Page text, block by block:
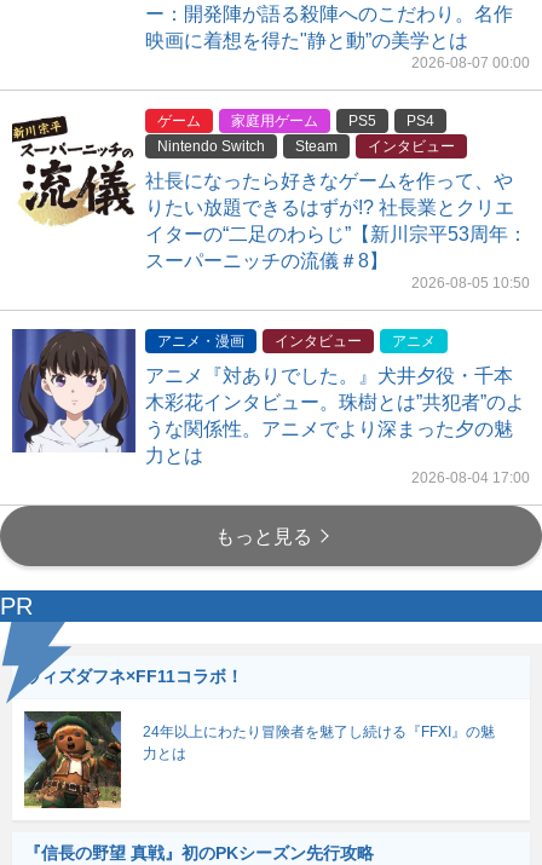
ー：開発陣が語る殺陣へのこだわり。名作
映画に着想を得た"静と動”の美学とは
2026-08-07 00:00
ゲーム 家庭用ゲーム PS5
PS4
Nintendo Switch
Steam インタビュー
社長になったら好きなゲームを作って、や
りたい放題できるはずが!? 社長業とクリエ
イターの“二足のわらじ”【新川宗平53周年：
スーパーニッチの流儀＃8】
2026-08-05 10:50
アニメ・漫画 インタビュー アニメ
アニメ『対ありでした。』犬井夕役・千本
木彩花インタビュー。珠樹とは”共犯者”のよ
うな関係性。アニメでより深まった夕の魅
力とは
2026-08-04 17:00
もっと見る
PR
ウィズダフネ×FF11コラボ！
24年以上にわたり冒険者を魅了し続ける『FFXI』の魅
力とは
『信長の野望 真戦』初のPKシーズン先行攻略